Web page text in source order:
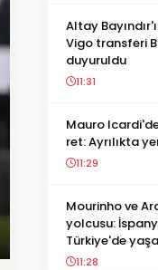
Altay
Vigo transferi
duyuruldu
11:31
Mauro
ret: Ayrılıkta
11:29
Mourinho ve
yolcusu:
Türkiye'de
11:28